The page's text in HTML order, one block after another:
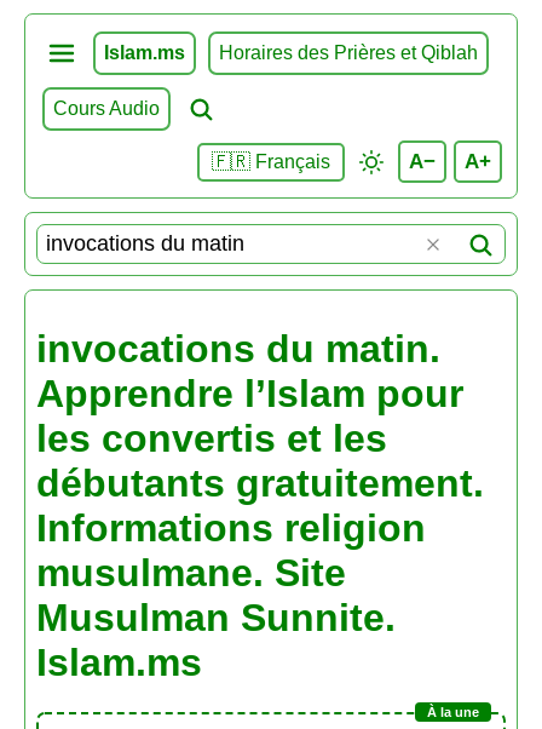
Islam.ms Horaires des Prières et Qiblah
Cours Audio
🇫🇷 Français A− A+
invocations du matin.
Apprendre l’Islam pour
les convertis et les
débutants gratuitement.
Informations religion
musulmane. Site
Musulman Sunnite.
Islam.ms